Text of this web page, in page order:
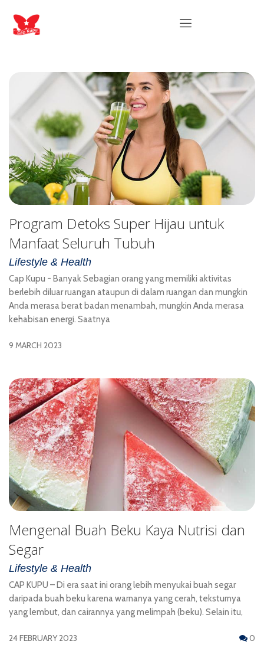
Program Detoks Super Hijau untuk
Manfaat Seluruh Tubuh
Lifestyle & Health
Cap Kupu - Banyak Sebagian orang yang memiliki aktivitas
berlebih diluar ruangan ataupun di dalam ruangan dan mungkin
Anda merasa berat badan menambah, mungkin Anda merasa
kehabisan energi. Saatnya
9 MARCH 2023
Mengenal Buah Beku Kaya Nutrisi dan
Segar
Lifestyle & Health
CAP KUPU – Di era saat ini orang lebih menyukai buah segar
daripada buah beku karena warnanya yang cerah, teksturnya
yang lembut, dan cairannya yang melimpah (beku). Selain itu,
24 FEBRUARY 2023 0